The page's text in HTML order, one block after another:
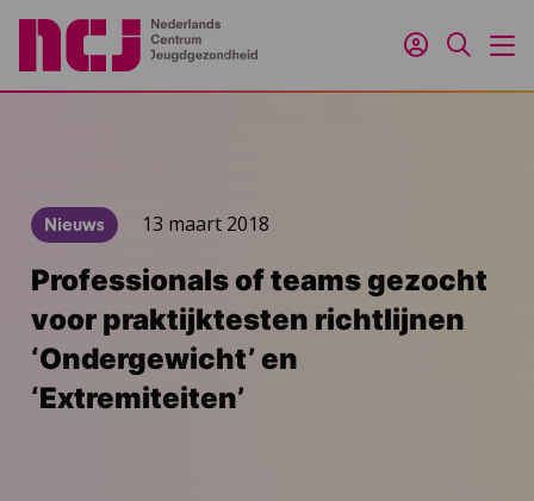
Inloggen
Zoeken
Nieuws 13 maart 2018
Professionals of teams gezocht
voor praktijktesten richtlijnen
‘Ondergewicht’ en
‘Extremiteiten’